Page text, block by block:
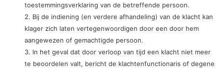
toestemmingsverklaring van de betreffende persoon.
2. Bij de indiening (en verdere afhandeling) van de klacht kan
klager zich laten vertegenwoordigen door een door hem
aangewezen of gemachtigde persoon.
3. In het geval dat door verloop van tijd een klacht niet meer
te beoordelen valt, bericht de klachtenfunctionaris of degene